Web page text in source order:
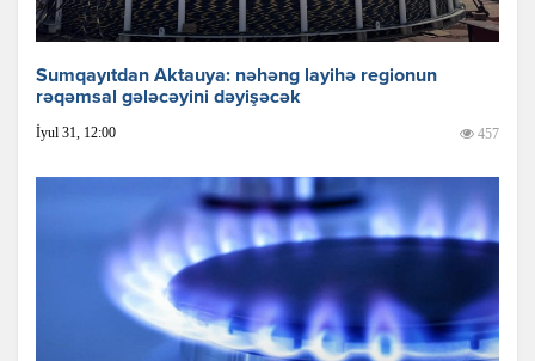
Sumqayıtdan Aktauya: nəhəng layihə regionun
rəqəmsal gələcəyini dəyişəcək
İyul 31, 12:00 457